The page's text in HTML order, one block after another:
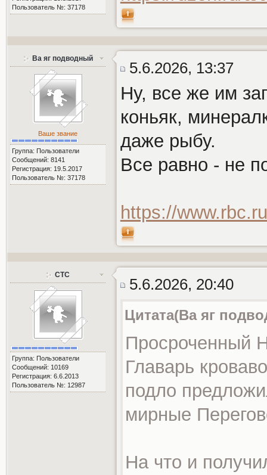
Пользователь №: 37178
Ва яг подводный
Ваше звание
Группа: Пользователи
Сообщений: 8141
Регистрация: 19.5.2017
Пользователь №: 37178
5.6.2026, 13:37
Ну, все же им
коньяк,
даже рыбу.
Все равно - не
https://
СТС
Группа: Пользователи
Сообщений: 10169
Регистрация: 6.6.2013
Пользователь №: 12987
5.6.2026, 20:40
Цитата(Ва яг
Просроченный
Главарь
подло
мирные
На что и